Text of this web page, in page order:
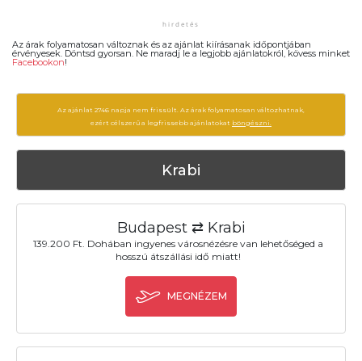
Az árak folyamatosan változnak és az ajánlat kiírásanak időpontjában
érvényesek. Döntsd gyorsan. Ne maradj le a legjobb ajánlatokról, kövess minket
Facebookon!
Az ajánlat 2746 napja nem frissült. Az árak folyamatosan változhatnak,
ezért célszerű a legfrissebb ajánlatokat böngészni.
Krabi
Budapest ⇄ Krabi
139.200 Ft. Dohában ingyenes városnézésre van lehetőséged a
hosszú átszállási idő miatt!
MEGNÉZEM